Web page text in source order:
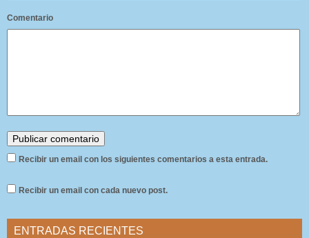
Comentario
Recibir un email con los siguientes comentarios a esta entrada.
Recibir un email con cada nuevo post.
ENTRADAS RECIENTES